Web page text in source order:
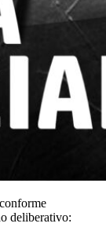
deliberativo: